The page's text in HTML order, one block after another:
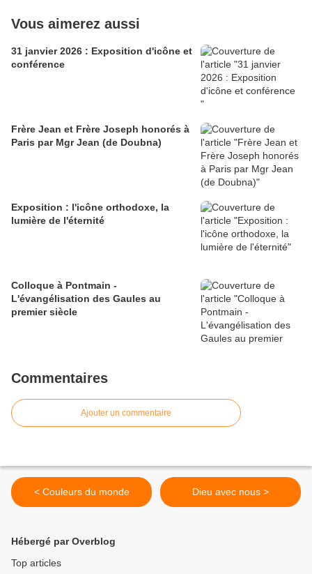
Vous aimerez aussi
31 janvier 2026 : Exposition d'icône et
conférence
Frère Jean et Frère Joseph honorés à
Paris par Mgr Jean (de Doubna)
Exposition : l'icône orthodoxe, la
lumière de l'éternité
Colloque à Pontmain -
L'évangélisation des Gaules au
premier siècle
Commentaires
Ajouter un commentaire
< Couleurs du monde Dieu avec nous >
Hébergé par Overblog
Top articles